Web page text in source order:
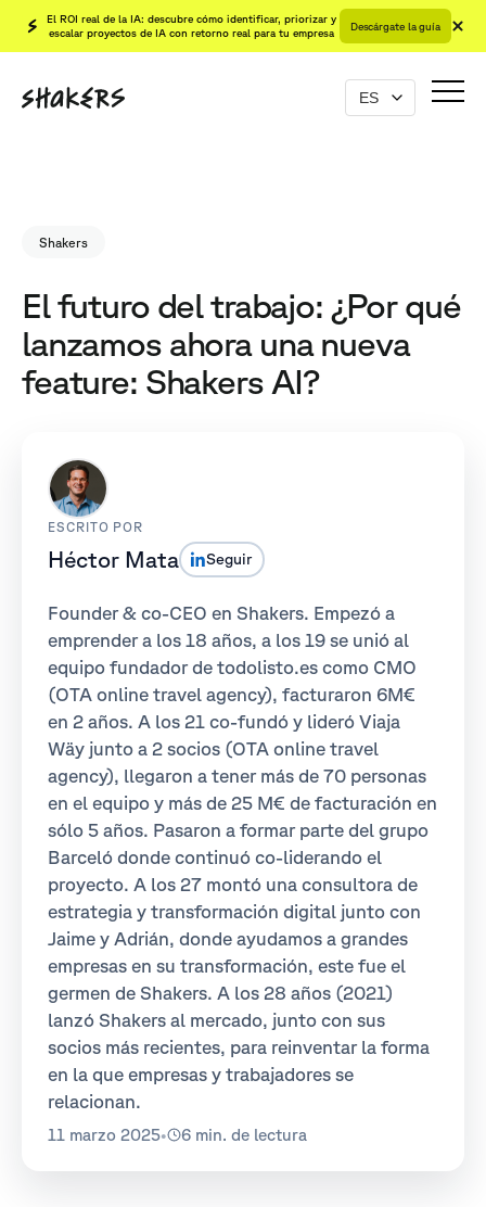
El ROI real de la IA: descubre cómo identificar, priorizar y
escalar proyectos de IA con retorno real para tu empresa
Descárgate la guía
Shakers
El futuro del trabajo: ¿Por qué
lanzamos ahora una nueva
feature: Shakers AI?
ESCRITO POR
Héctor Mata Seguir
Founder & co-CEO en Shakers. Empezó a
emprender a los 18 años, a los 19 se unió al
equipo fundador de todolisto.es como CMO
(OTA online travel agency), facturaron 6M€
en 2 años. A los 21 co-fundó y lideró Viaja
Wäy junto a 2 socios (OTA online travel
agency), llegaron a tener más de 70 personas
en el equipo y más de 25 M€ de facturación en
sólo 5 años. Pasaron a formar parte del grupo
Barceló donde continuó co-liderando el
proyecto. A los 27 montó una consultora de
estrategia y transformación digital junto con
Jaime y Adrián, donde ayudamos a grandes
empresas en su transformación, este fue el
germen de Shakers. A los 28 años (2021)
lanzó Shakers al mercado, junto con sus
socios más recientes, para reinventar la forma
en la que empresas y trabajadores se
relacionan.
11 marzo 2025• 6 min. de lectura